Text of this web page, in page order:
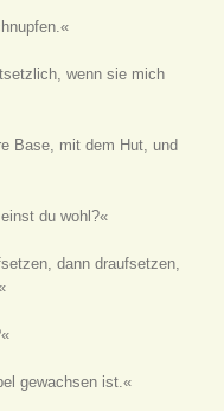
wenn sie mich
Base, mit dem Hut, und
du wohl?«
dann draufsetzen,
gewachsen ist.«